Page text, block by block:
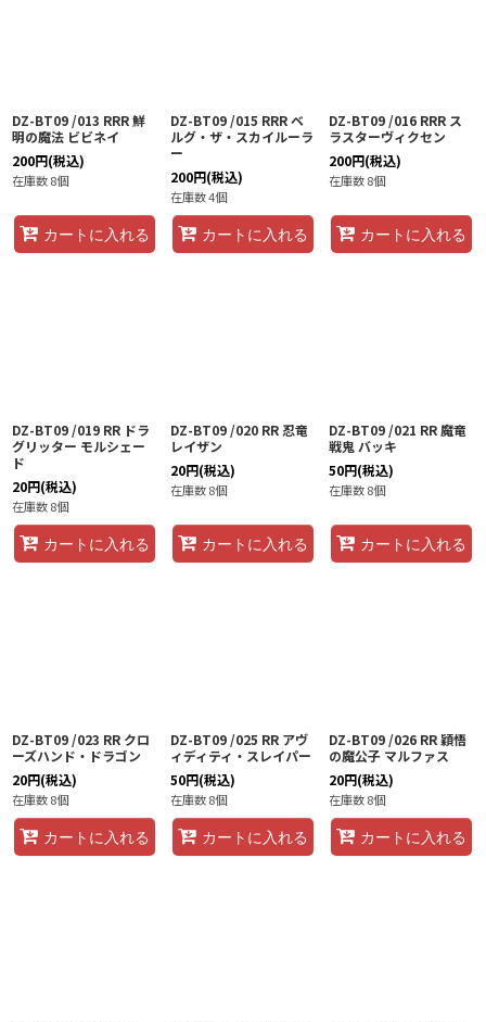
DZ-BT09 /013 RRR 鮮
明の魔法 ビビネイ
200円(税込)
在庫数 8個
カートに入れる
DZ-BT09 /015 RRR ベ
ルグ・ザ・スカイルーラ
ー
200円(税込)
在庫数 4個
カートに入れる
DZ-BT09 /016 RRR ス
ラスターヴィクセン
200円(税込)
在庫数 8個
カートに入れる
DZ-BT09 /019 RR ドラ
グリッター モルシェー
ド
20円(税込)
在庫数 8個
カートに入れる
DZ-BT09 /020 RR 忍竜
レイザン
20円(税込)
在庫数 8個
カートに入れる
DZ-BT09 /021 RR 魔竜
戦鬼 バッキ
50円(税込)
在庫数 8個
カートに入れる
DZ-BT09 /023 RR クロ
ーズハンド・ドラゴン
20円(税込)
在庫数 8個
カートに入れる
DZ-BT09 /025 RR アヴ
ィディティ・スレイパー
50円(税込)
在庫数 8個
カートに入れる
DZ-BT09 /026 RR 穎悟
の魔公子 マルファス
20円(税込)
在庫数 8個
カートに入れる